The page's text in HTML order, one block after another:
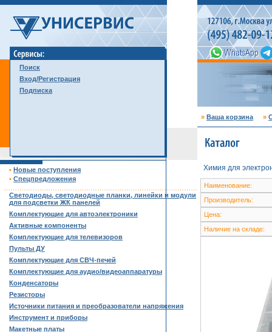
Поиск
Вход/Регистрация
Подписка
» Ваша корзина »
• Новые поступления
• Спецпредложения
Светодиоды, светодиодные планки, линейки и модули
для подсветки ЖК панелей
Комплектующие для автоэлектроники
Активные компоненты
Комплектующие для телевизоров
Пульты ДУ
Комплектующие для СВЧ-печей
Комплектующие для аудио/видеоаппаратуры
Конденсаторы
Резисторы
Источники питания и преобразователи напряжения
Инструмент и приборы
Макетные платы
Химия для
Наименование:
Производитель:
Цена:
Наличие на складе: